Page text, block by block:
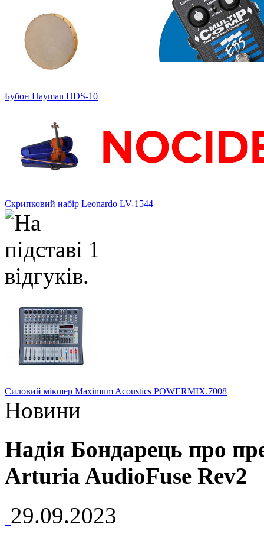
Бубон Hayman HDS-10
Скрипковий набір Leonardo LV-1544
Силовий мікшер Maximum Acoustics POWERMIX.7008
Новини
Надія Бондарець про
Arturia AudioFuse Rev2
29.09.2023